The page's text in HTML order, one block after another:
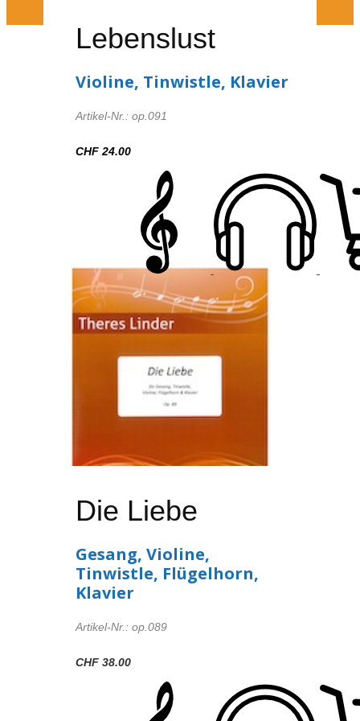
Lebenslust
Violine, Tinwistle, Klavier
Artikel-Nr.: op.091
CHF 24.00
Die Liebe
Gesang, Violine,
Tinwistle, Flügelhorn,
Klavier
Artikel-Nr.: op.089
CHF 38.00